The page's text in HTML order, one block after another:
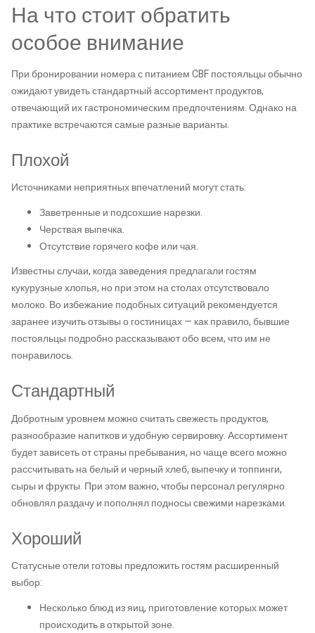
На что стоит обратить
особое внимание
При бронировании номера с питанием CBF постояльцы обычно
ожидают увидеть стандартный ассортимент продуктов,
отвечающий их гастрономическим предпочтениям. Однако на
практике встречаются самые разные варианты.
Плохой
Источниками неприятных впечатлений могут стать:
Заветренные и подсохшие нарезки.
Черствая выпечка.
Отсутствие горячего кофе или чая.
Известны случаи, когда заведения предлагали гостям
кукурузные хлопья, но при этом на столах отсутствовало
молоко. Во избежание подобных ситуаций рекомендуется
заранее изучить отзывы о гостиницах — как правило, бывшие
постояльцы подробно рассказывают обо всем, что им не
понравилось.
Стандартный
Добротным уровнем можно считать свежесть продуктов,
разнообразие напитков и удобную сервировку. Ассортимент
будет зависеть от страны пребывания, но чаще всего можно
рассчитывать на белый и черный хлеб, выпечку и топпинги,
сыры и фрукты. При этом важно, чтобы персонал регулярно
обновлял раздачу и пополнял подносы свежими нарезками.
Хороший
Статусные отели готовы предложить гостям расширенный
выбор:
Несколько блюд из яиц, приготовление которых может
происходить в открытой зоне.